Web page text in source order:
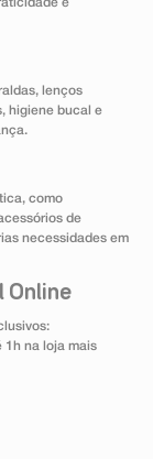
e
lenços
higiene bucal e
como
de
necessidades em
Online
1h na loja mais